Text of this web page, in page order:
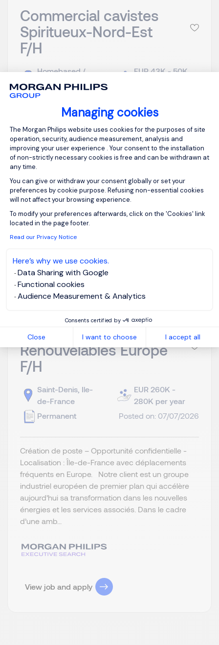
Managing cookies
Consent Management Platform:
The Morgan Philips website uses cookies for the purposes of site
operation, security, audience measurement, analysis and
improving your user experience . Your consent to the installation
of non-strictly necessary cookies is free and can be withdrawn at
any time.
You can give or withdraw your consent globally or set your
preferences by cookie purpose. Refusing non-essential cookies
will not affect your browsing experience.
To modify your preferences afterwards, click on the 'Cookies' link
located in the page footer.
Read our Privacy Notice
Here’s why we use cookies.
Data Sharing with Google
Functional cookies
Audience Measurement & Analytics
Consents certified by
Close I want to choose I accept all
Commercial cavistes
Spiritueux-Nord-Est
F/H
Homebased /
remote working
Permanent
EUR 43K - 50K
Notre client, acteur reconnu dans le secteur des
vins et spiritueux, poursuit son développement et
renforce son équipe commerciale dédiée au
réseau cavistes. Dans ce cadre, nous recrutons un
Commercial passionné par l’univers des spiritueux,
avec un fort goût du terrain et du conseil. Rattaché
au Responsable C...
View job and apply
Directeur des Energies
Renouvelables Europe
F/H
Saint-Denis, Ile-
de-France
Permanent
EUR 260K -
280K per year
Posted on: 07/07/2026
Création de poste – Opportunité confidentielle -
Localisation : Île-de-France avec déplacements
fréquents en Europe. Notre client est un groupe
industriel européen de premier plan qui accélère
aujourd’hui sa transformation dans les nouvelles
énergies et les services associés. Dans le cadre
d’une amb...
View job and apply